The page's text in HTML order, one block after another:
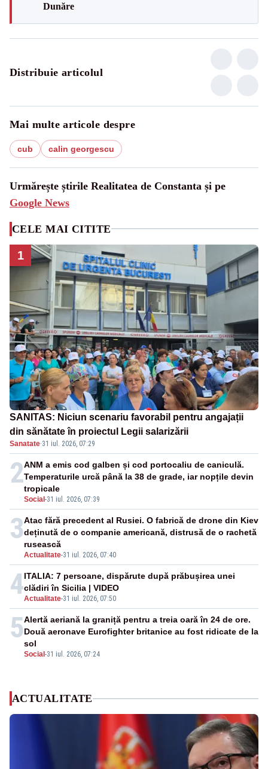
Dunăre
Distribuie articolul
Mai multe articole despre
cub calin georgescu
Urmărește știrile Realitatea de Constanta și pe
Google News
CELE MAI CITITE
1
SANITAS: Niciun scenariu favorabil pentru angajații
din sănătate în proiectul Legii salarizării
Sanatate·31 iul. 2026, 07:29
2
Social -31 iul. 2026, 07:39
ANM a emis cod galben și cod portocaliu de caniculă.
Temperaturile urcă până la 38 de grade, iar nopțile devin
tropicale
3
Actualitate-31 iul. 2026, 07:40
Atac fără precedent al Rusiei. O fabrică de drone din Kiev
deținută de o companie americană, distrusă de o rachetă
rusească
4Actualitate-31 iul. 2026, 07:50
ITALIA: 7 persoane, dispărute după prăbușirea unei
clădiri în Sicilia | VIDEO
5
Social -31 iul. 2026, 07:24
Alertă aeriană la graniță pentru a treia oară în 24 de ore.
Două aeronave Eurofighter britanice au fost ridicate de la
sol
ACTUALITATE